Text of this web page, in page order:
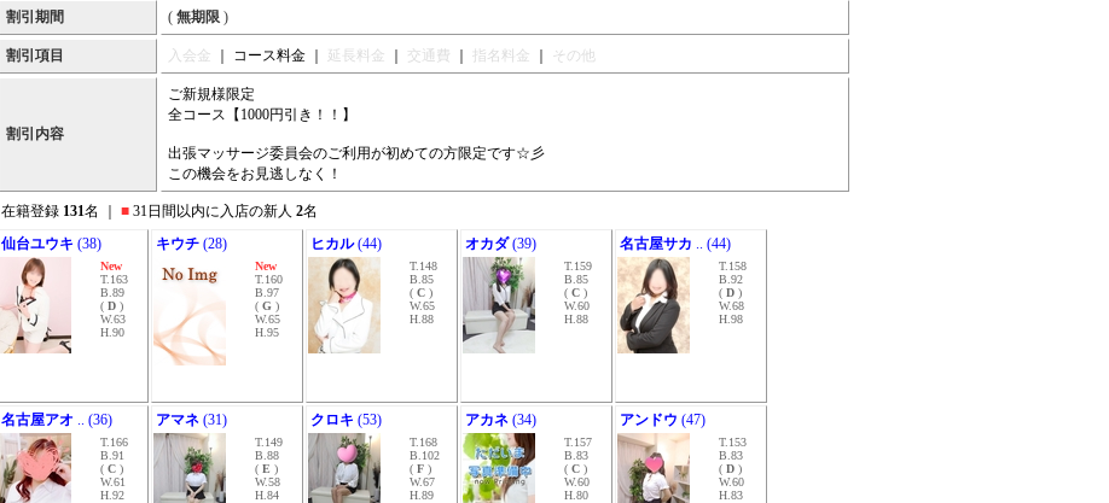
割引期間 ( 無期限 )
割引項目 入会金 ｜ コース料金 ｜ 延長料金 交通費 指名料金 その他
割引内容
ご新規様限定
全コース【1000円引き！！】
出張マッサージ委員会のご利用が初めての方限定です☆彡
この機会をお見逃しなく！
在籍登録 131名 ｜ ■ 31日間以内に入店の新人 2名
仙台ユウキ (38)
New
T.163
B.89
( D )
W.63
H.90
キウチ (28)
New
T.160
B.97
( G )
W.65
H.95
ヒカル(44)
T.148
B.85
( C )
W.65
H.88
オカダ(39)
T.159
B.85
( C )
W.60
H.88
名古屋サカ .. (44)
T.158
B.92
( D )
W.68
H.98
名古屋アオ .. (36)
T.166
B.91
( C )
W.61
H.92
アマネ (31)
T.149
B.88
( E )
W.58
H.84
クロキ (53)
T.168
B.102
( F )
W.67
H.89
アカネ (34)
T.157
B.83
( C )
W.60
H.80
アンドウ (47)
T.153
B.83
( D )
W.60
H.83